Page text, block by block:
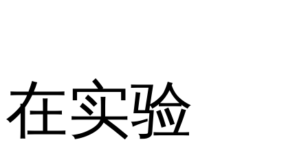
在实验